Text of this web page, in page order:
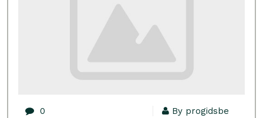
0 By progidsbe